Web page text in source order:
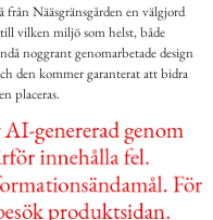
Nääsgränsgården en välgjord
vilken miljö som helst, både
noggrant genomarbetade design
den kommer garanterat att bidra
placeras.